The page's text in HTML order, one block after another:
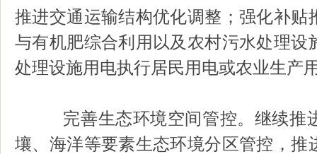
推进交通运输结构优化调整；强化补贴
与有机肥综合利用以及农村污水处理设
处理设施用电执行居民用电或农业生产
完善生态环境空间管控。继续推进
壤、海洋等要素生态环境分区管控，推